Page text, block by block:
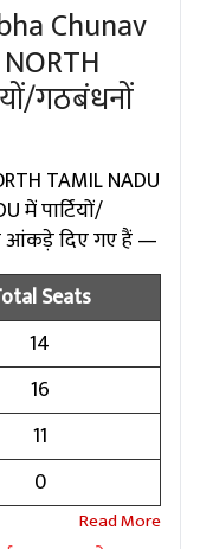
Chunav
गठबंधनों
TAMIL NADU
में पार्टियों/
आंकड़े दिए गए हैं —
Seats
14
16
11
0